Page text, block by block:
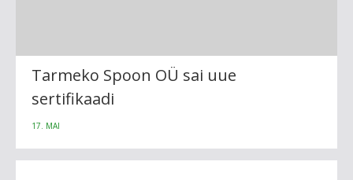
Tarmeko Spoon OÜ sai uue
sertifikaadi
17. MAI